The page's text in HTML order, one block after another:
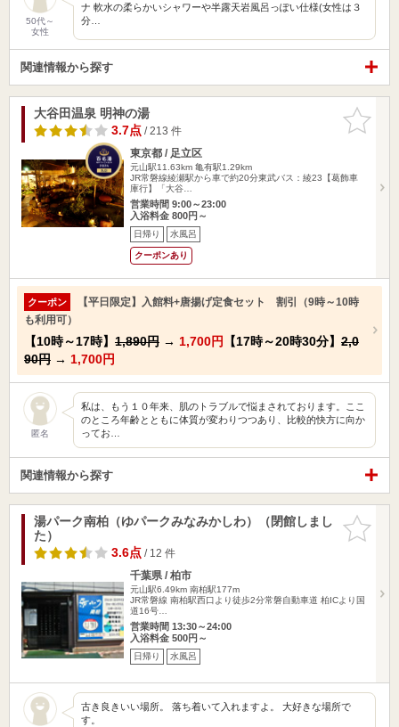
50代～
女性
ナ 軟水の柔らかいシャワーや半露天岩風呂っぽい仕様(女性は３
分…
関連情報から探す
お気に入
りに追加
大谷田温泉 明神の湯
3.7点/ 213 件
東京都 / 足立区
元山駅11.63km 亀有駅1.29km
JR常磐線綾瀬駅から車で約20分東武バス：綾23【葛飾車
庫行】「大谷…
営業時間 9:00～23:00
入浴料金 800円～
日帰り 水風呂
クーポンあり
クーポン
【平日限定】入館料+唐揚げ定食セット 割引（9時～10時
も利用可）
【10時～17時】 1,890円 → 1,700円 【17時～20時30分】 2,0
90円 → 1,700円
匿名
私は、もう１０年来、肌のトラブルで悩まされております。ここ
のところ年齢とともに体質が変わりつつあり、比較的快方に向か
ってお…
関連情報から探す
お気に入
りに追加
湯パーク南柏（ゆパークみなみかしわ）（閉館しまし
た）
3.6点/ 12 件
千葉県 / 柏市
元山駅6.49km 南柏駅177m
JR常磐線 南柏駅西口より徒歩2分常磐自動車道 柏ICより国
道16号…
営業時間 13:30～24:00
入浴料金 500円～
日帰り 水風呂
古き良きいい場所。 落ち着いて入れますよ。 大好きな場所で
す。